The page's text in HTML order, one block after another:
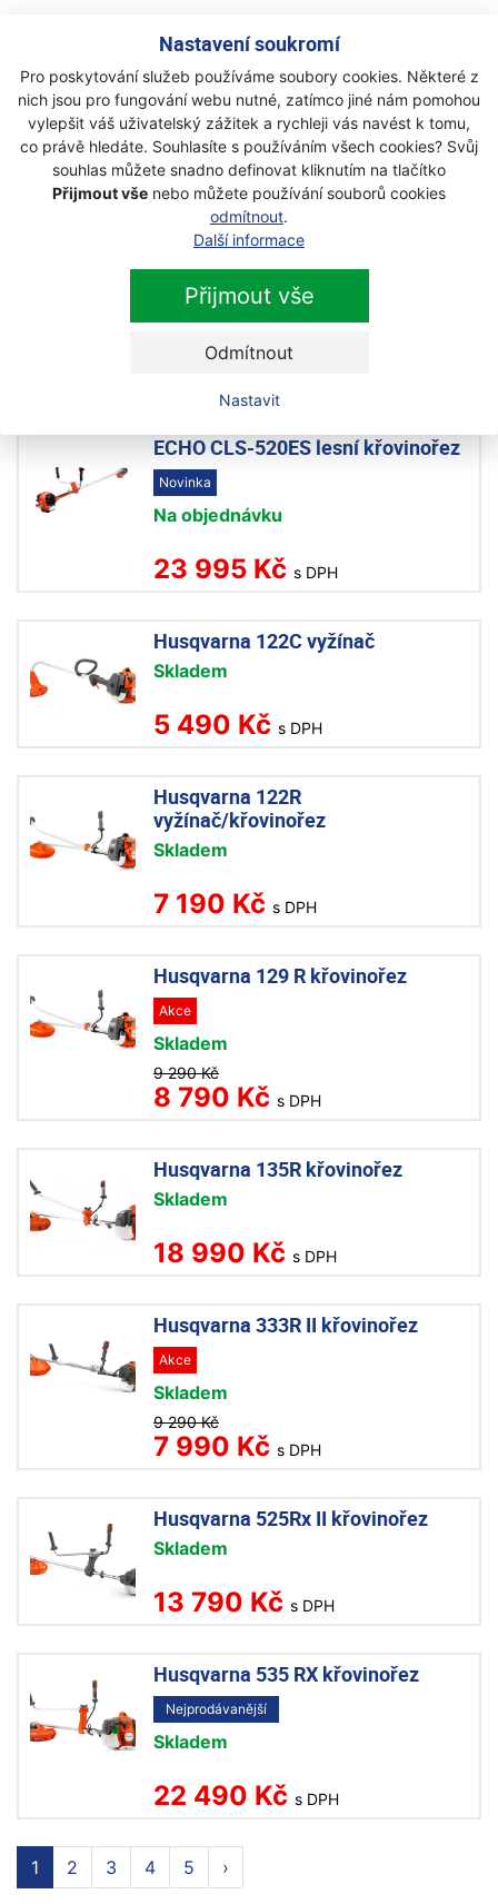
Nastavení soukromí
Pro poskytování služeb používáme soubory cookies. Některé z
nich jsou pro fungování webu nutné, zatímco jiné nám pomohou
vylepšit váš uživatelský zážitek a rychleji vás navést k tomu,
co právě hledáte. Souhlasíte s používáním všech cookies? Svůj
souhlas můžete snadno definovat kliknutím na tlačítko
Přijmout vše nebo můžete používání souborů cookies
odmítnout.
Další informace
Přijmout vše
Odmítnout
Nastavit
Související produkty
ECHO Olej Power Blend X 1l
Skladem
270 Kč s DPH
Další produkty z kategorie
ECHO CLS-520ES lesní křovinořez
Novinka
Na objednávku
23 995 Kč s DPH
Husqvarna 122C vyžínač
Skladem
5 490 Kč s DPH
Husqvarna 122R
vyžínač/křovinořez
Skladem
7 190 Kč s DPH
Husqvarna 129 R křovinořez
Akce
Skladem
9 290 Kč
8 790 Kč s DPH
Husqvarna 135R křovinořez
Skladem
18 990 Kč s DPH
Husqvarna 333R II křovinořez
Akce
Skladem
9 290 Kč
7 990 Kč s DPH
Husqvarna 525Rx II křovinořez
Skladem
13 790 Kč s DPH
Husqvarna 535 RX křovinořez
Nejprodávanější
Skladem
22 490 Kč s DPH
1 2 3 4 5 ›